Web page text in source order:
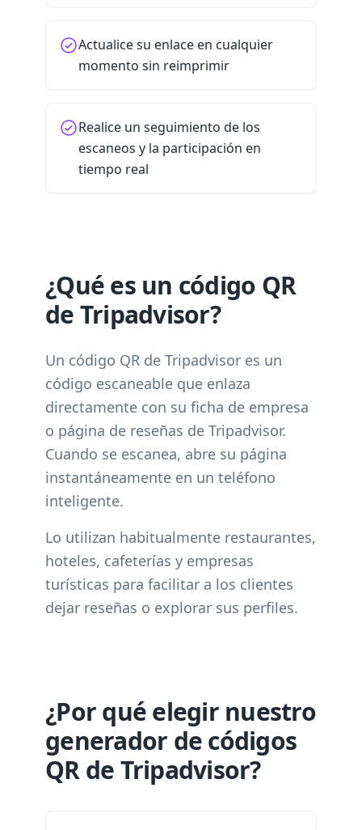
Actualice su enlace en cualquier
momento sin reimprimir
Realice un seguimiento de los
escaneos y la participación en
tiempo real
¿Qué es un código QR
de Tripadvisor?
Un código QR de Tripadvisor es un
código escaneable que enlaza
directamente con su ficha de empresa
o página de reseñas de Tripadvisor.
Cuando se escanea, abre su página
instantáneamente en un teléfono
inteligente.
Lo utilizan habitualmente restaurantes,
hoteles, cafeterías y empresas
turísticas para facilitar a los clientes
dejar reseñas o explorar sus perfiles.
¿Por qué elegir nuestro
generador de códigos
QR de Tripadvisor?